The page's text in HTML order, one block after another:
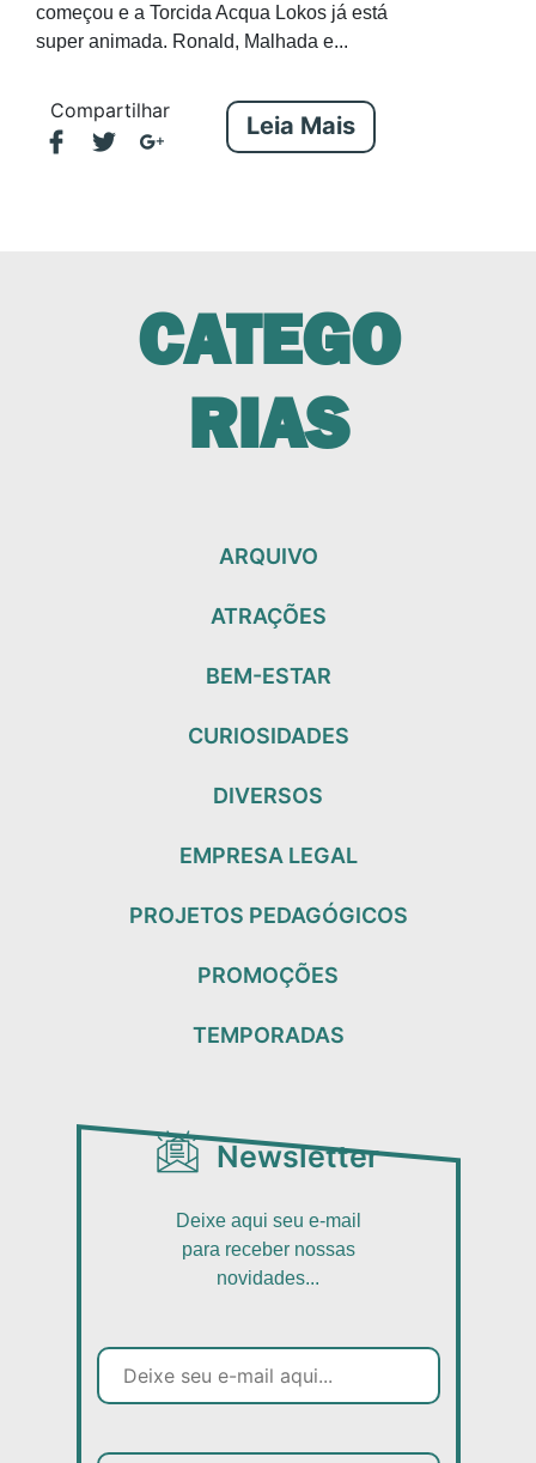
começou e a Torcida Acqua Lokos já está
super animada. Ronald, Malhada e...
Compartilhar
Leia Mais
CATEGO
RIAS
ARQUIVO
ATRAÇÕES
BEM-ESTAR
CURIOSIDADES
DIVERSOS
EMPRESA LEGAL
PROJETOS PEDAGÓGICOS
PROMOÇÕES
TEMPORADAS
Newsletter
Deixe aqui seu e-mail
para receber nossas
novidades...